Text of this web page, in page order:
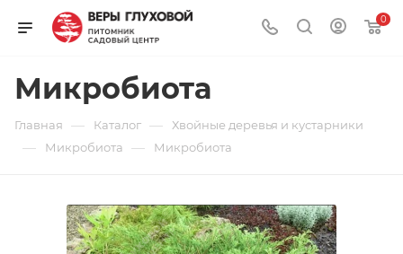
0
Микробиота
Главная — Каталог — Хвойные деревья и кустарники
— Микробиота — Микробиота